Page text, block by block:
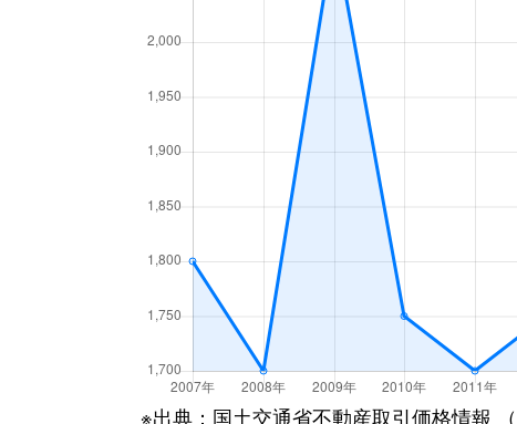
※出典：国土交通省不動産取引価格情報 （